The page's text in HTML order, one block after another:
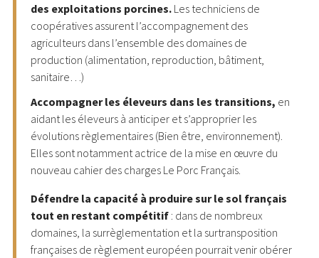
des exploitations porcines. Les techniciens de
coopératives assurent l’accompagnement des
agriculteurs dans l’ensemble des domaines de
production (alimentation, reproduction, bâtiment,
sanitaire…)
Accompagner les éleveurs dans les transitions, en
aidant les éleveurs à anticiper et s’approprier les
évolutions règlementaires (Bien être, environnement).
Elles sont notamment actrice de la mise en œuvre du
nouveau cahier des charges Le Porc Français.
Défendre la capacité à produire sur le sol français
tout en restant compétitif : dans de nombreux
domaines, la surrèglementation et la surtransposition
françaises de règlement européen pourrait venir obérer